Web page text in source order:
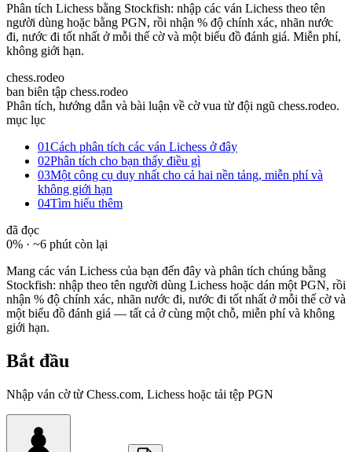
Phân tích Lichess bằng Stockfish: nhập các ván Lichess theo tên
người dùng hoặc bằng PGN, rồi nhận % độ chính xác, nhãn nước
đi, nước đi tốt nhất ở mỗi thế cờ và một biểu đồ đánh giá. Miễn phí,
không giới hạn.
chess.rodeo
ban biên tập chess.rodeo
Phân tích, hướng dẫn và bài luận về cờ vua từ đội ngũ chess.rodeo.
mục lục
01Cách phân tích các ván Lichess ở đây
02Phân tích cho bạn thấy điều gì
03Một công cụ duy nhất cho cả hai nền tảng, miễn phí và
không giới hạn
04Tìm hiểu thêm
đã đọc
0% · ~6 phút còn lại
Mang các ván Lichess của bạn đến đây và phân tích chúng bằng
Stockfish: nhập theo tên người dùng Lichess hoặc dán một PGN, rồi
nhận % độ chính xác, nhãn nước đi, nước đi tốt nhất ở mỗi thế cờ và
một biểu đồ đánh giá — tất cả ở cùng một chỗ, miễn phí và không
giới hạn.
Bắt đầu
Nhập ván cờ từ Chess.com, Lichess hoặc tải tệp PGN